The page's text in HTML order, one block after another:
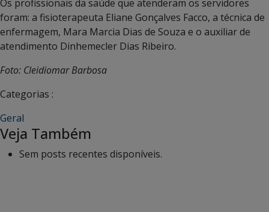
Os profissionais da saúde que atenderam os servidores
foram: a fisioterapeuta Eliane Gonçalves Facco, a técnica de
enfermagem, Mara Marcia Dias de Souza e o auxiliar de
atendimento Dinhemecler Dias Ribeiro.
Foto: Cleidiomar Barbosa
Categorias :
Geral
Veja Também
Sem posts recentes disponíveis.